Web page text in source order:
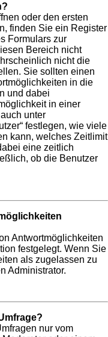
oder den ersten
finden Sie ein Register
Formulars zur
Bereich nicht
nicht die
Sie sollten einen
in die
und dabei
in einer
unter
festlegen, wie viele
kann, welches Zeitlimit
eine zeitlich
ob die Benutzer
Antwortmöglichkeiten
festgelegt. Wenn Sie
als zugelassen zu
Administrator.
nur vom